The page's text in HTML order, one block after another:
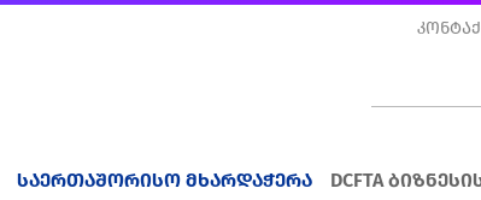
საერთაშორისო მხარდაჭერა DCFTA